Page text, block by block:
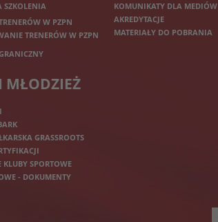
SZKOLENIA
W PZPN
TRENERÓW W PZPN
MŁODZIEŻ
GRASSROOTS
KLUBY SPORTOWE
- DOKUMENTY
KOMUNIKATY DLA MEDIÓW
AKREDYTACJE
MATERIAŁY DO POBRANIA